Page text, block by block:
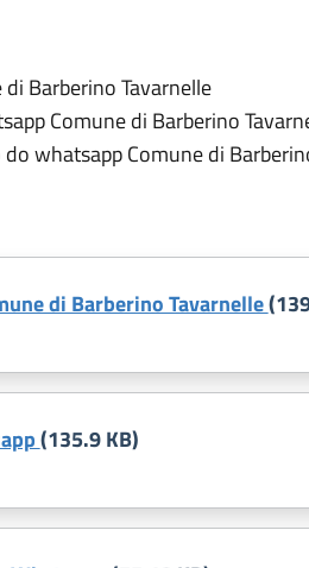
Barberino Tavarnelle
Comune di Barberino
whatsapp Comune di
di Barberino Tavarnelle
(135.9 KB)